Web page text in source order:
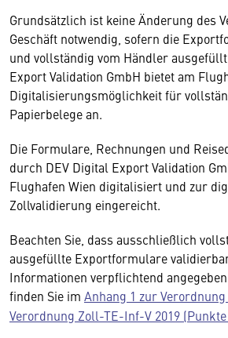
Grundsätzlich ist keine Änderung des
Geschäft notwendig, sofern die
und vollständig vom Händler
Export Validation GmbH bietet am
Digitalisierungsmöglichkeit für
Papierbelege an.
Die Formulare, Rechnungen und
durch DEV Digital Export Validation
Flughafen Wien digitalisiert und zur
Zollvalidierung eingereicht.
Beachten Sie, dass ausschließlich
ausgefüllte Exportformulare
Informationen verpflichtend
finden Sie im Anhang 1 zur Verordnung
Verordnung Zoll-TE-Inf-V 2019